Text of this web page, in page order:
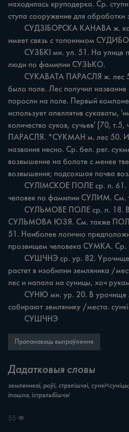
находилась круподерка. Ср.
ступа сооружение для обработки
имеет связь с топонимом
люди по фамилии СУЗЬКО.
было поле. Лес получил название
поросли на поле. Первый
использует апеллятив сукаваты,
количество суков, сучьев' [70,
ПАРАСЛЯ. *СУКМАН м. лес 50.
названия несно. Ср. бел. рег.
возвышение на болоте с менее
возвышения; подсохшая почва
человек по фамилии СУЛИМ. См.
СУЛЬМОВА ЮЗЯ. См. также
51. Наиболее логично
прозвищем человека СУМКА. Ср.
растет в изобилии земляника /
лес и напала на суницы, хоч
собирают землянику /места.
	СУШЧНЭ
Прапанаваць выпраўленне
Дадатковыя словы
земляникаi, роўі, стрэлішчэі,
іпошла, істрэльбішчэі
55 👁